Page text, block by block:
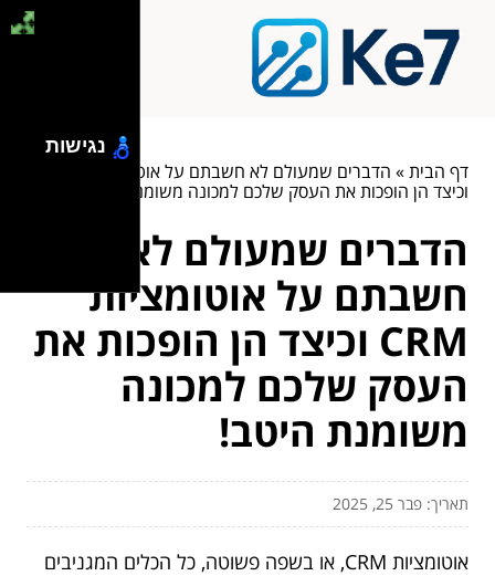
דף הבית»
וכיצד הן הופכות את העסק שלכם למכונה משומנת היטב!
הדברים שמעולם לא
חשבתם על אוטומציות
CRM וכיצד הן הופכות את
העסק שלכם למכונה
משומנת היטב!
תאריך: פבר 25, 2025
אוטומציות CRM, או בשפה פשוטה, כל הכלים המגניבים
נגישות